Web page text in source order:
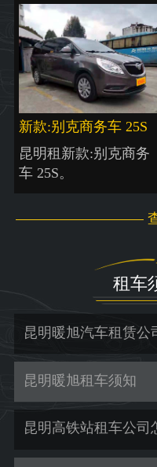
新款:别克商务车 25S
昆明租新款:别克商务
车 25S。
租车
昆明暖旭汽车租赁公
昆明暖旭租车须知